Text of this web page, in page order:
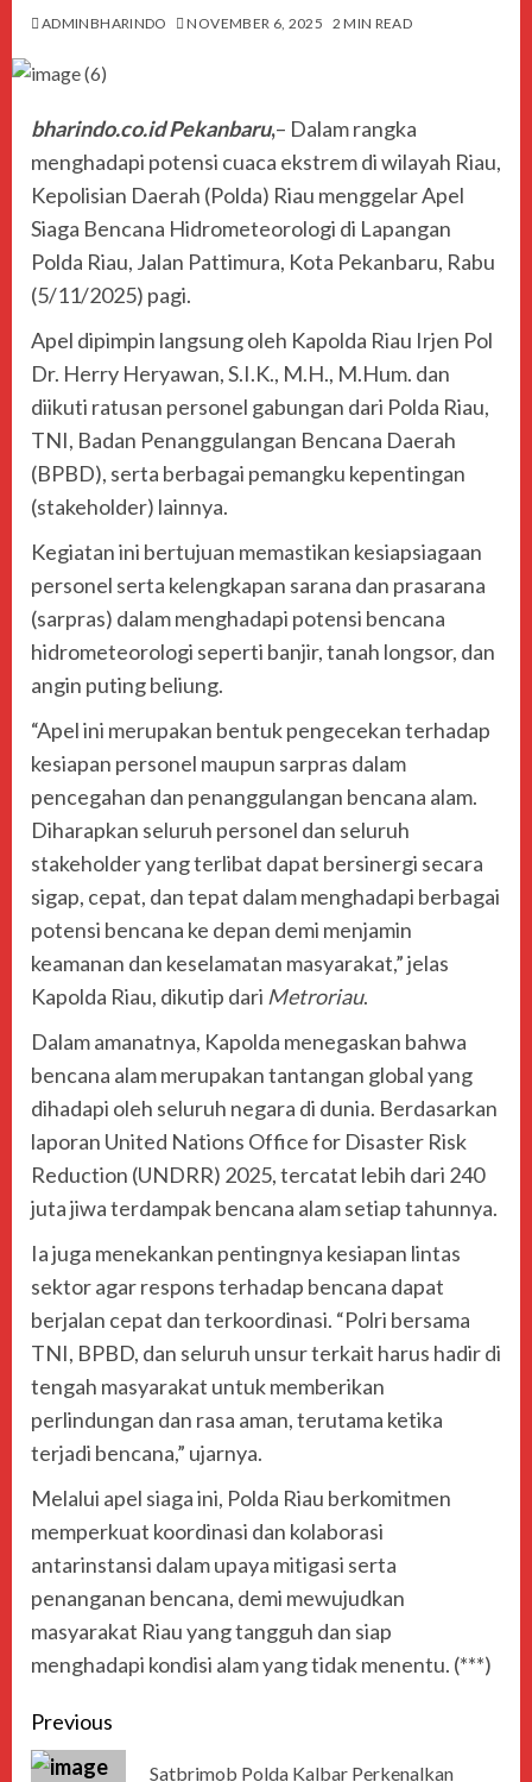
ADMINBHARINDO NOVEMBER 6, 2025 2 MIN READ
bharindo.co.id Pekanbaru,– Dalam rangka
menghadapi potensi cuaca ekstrem di wilayah Riau,
Kepolisian Daerah (Polda) Riau menggelar Apel
Siaga Bencana Hidrometeorologi di Lapangan
Polda Riau, Jalan Pattimura, Kota Pekanbaru, Rabu
(5/11/2025) pagi.
Apel dipimpin langsung oleh Kapolda Riau Irjen Pol
Dr. Herry Heryawan, S.I.K., M.H., M.Hum. dan
diikuti ratusan personel gabungan dari Polda Riau,
TNI, Badan Penanggulangan Bencana Daerah
(BPBD), serta berbagai pemangku kepentingan
(stakeholder) lainnya.
Kegiatan ini bertujuan memastikan kesiapsiagaan
personel serta kelengkapan sarana dan prasarana
(sarpras) dalam menghadapi potensi bencana
hidrometeorologi seperti banjir, tanah longsor, dan
angin puting beliung.
“Apel ini merupakan bentuk pengecekan terhadap
kesiapan personel maupun sarpras dalam
pencegahan dan penanggulangan bencana alam.
Diharapkan seluruh personel dan seluruh
stakeholder yang terlibat dapat bersinergi secara
sigap, cepat, dan tepat dalam menghadapi berbagai
potensi bencana ke depan demi menjamin
keamanan dan keselamatan masyarakat,” jelas
Kapolda Riau, dikutip dari Metroriau.
Dalam amanatnya, Kapolda menegaskan bahwa
bencana alam merupakan tantangan global yang
dihadapi oleh seluruh negara di dunia. Berdasarkan
laporan United Nations Office for Disaster Risk
Reduction (UNDRR) 2025, tercatat lebih dari 240
juta jiwa terdampak bencana alam setiap tahunnya.
Ia juga menekankan pentingnya kesiapan lintas
sektor agar respons terhadap bencana dapat
berjalan cepat dan terkoordinasi. “Polri bersama
TNI, BPBD, dan seluruh unsur terkait harus hadir di
tengah masyarakat untuk memberikan
perlindungan dan rasa aman, terutama ketika
terjadi bencana,” ujarnya.
Melalui apel siaga ini, Polda Riau berkomitmen
memperkuat koordinasi dan kolaborasi
antarinstansi dalam upaya mitigasi serta
penanganan bencana, demi mewujudkan
masyarakat Riau yang tangguh dan siap
menghadapi kondisi alam yang tidak menentu. (***)
Previous
Satbrimob Polda Kalbar Perkenalkan